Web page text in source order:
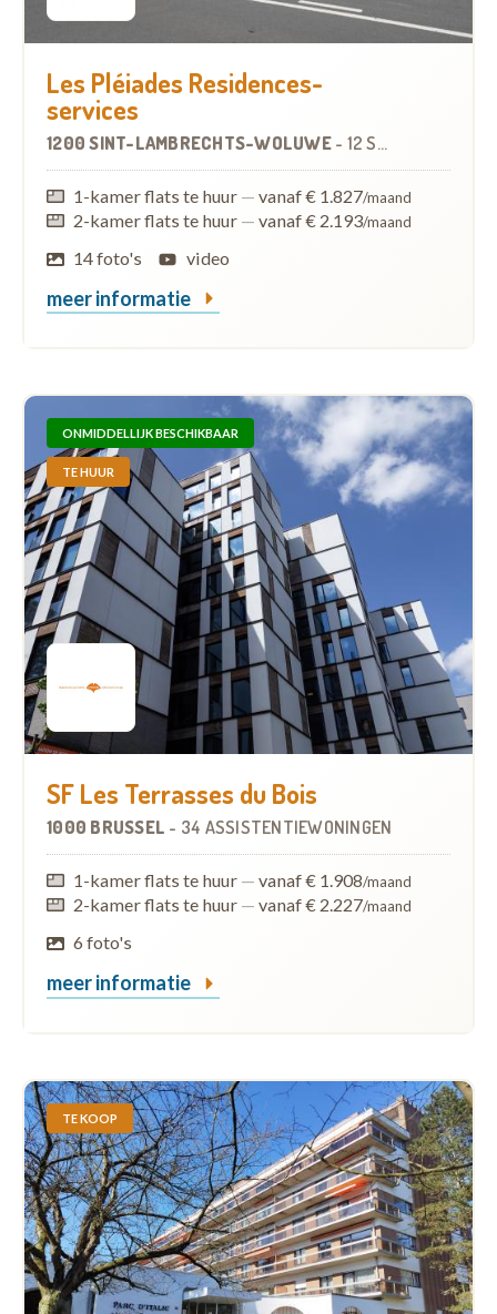
Les Pléiades Residences-
services
1200 SINT-LAMBRECHTS-WOLUWE - 12 SERVICEFLATS
1-kamer flats te huur — vanaf € 1.827/maand
2-kamer flats te huur — vanaf € 2.193/maand
14 foto's video
meer informatie
ONMIDDELLIJK BESCHIKBAAR
TE HUUR
SF Les Terrasses du Bois
1000 BRUSSEL - 34 ASSISTENTIEWONINGEN
1-kamer flats te huur — vanaf € 1.908/maand
2-kamer flats te huur — vanaf € 2.227/maand
6 foto's
meer informatie
TE KOOP